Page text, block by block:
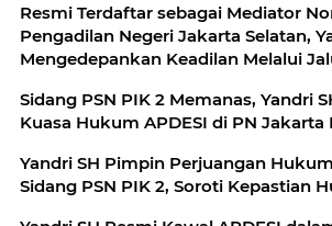
Resmi Terdaftar sebagai Mediator
Pengadilan Negeri Jakarta Selatan,
Mengedepankan Keadilan Melalui
Sidang PSN PIK 2 Memanas, Yandri
Kuasa Hukum APDESI di PN Jakarta
Yandri SH Pimpin Perjuangan
Sidang PSN PIK 2, Soroti Kepastian